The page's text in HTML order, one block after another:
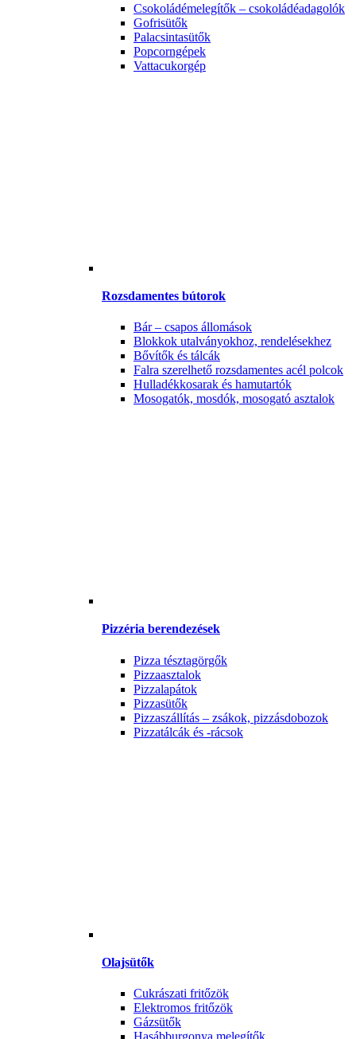
Csokoládémelegítők – csokoládéadagolók
Gofrisütők
Palacsintasütők
Popcorngépek
Vattacukorgép
Rozsdamentes bútorok
Bár – csapos állomások
Blokkok utalványokhoz, rendelésekhez
Bővítők és tálcák
Falra szerelhető rozsdamentes acél polcok
Hulladékkosarak és hamutartók
Mosogatók, mosdók, mosogató asztalok
Pizzéria berendezések
Pizza tésztagörgők
Pizzaasztalok
Pizzalapátok
Pizzasütők
Pizzaszállítás – zsákok, pizzásdobozok
Pizzatálcák és -rácsok
Olajsütők
Cukrászati fritőzök
Elektromos fritőzök
Gázsütők